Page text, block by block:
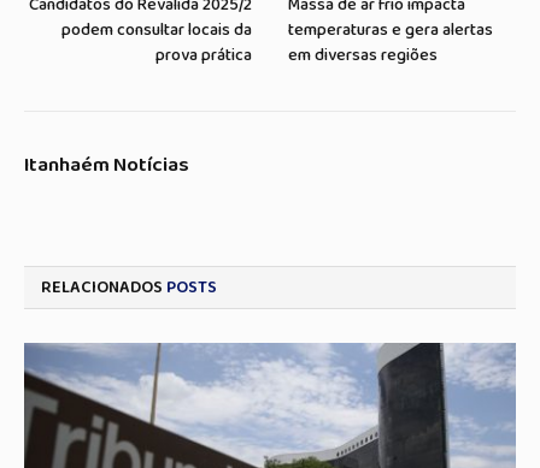
podem consultar locais da
prova prática
temperaturas e gera alertas
em diversas regiões
Itanhaém Notícias
RELACIONADOS POSTS